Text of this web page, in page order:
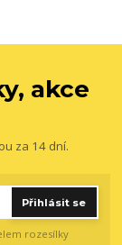
akce
za 14 dní.
Přihlásit se
rozesílky